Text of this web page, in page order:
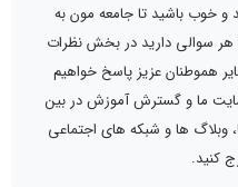
و خوب باشید تا جامعه مون به
هر سوالی دارید در بخش نظرات
هموطنان عزیز پاسخ خواهیم
ما و گسترش آموزش در بین
وبلاگ ها و شبکه های اجتماعی
کنید.